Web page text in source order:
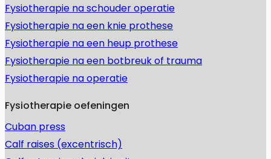
Fysiotherapie na schouder operatie
Fysiotherapie na een knie prothese
Fysiotherapie na een heup prothese
Fysiotherapie na een botbreuk of trauma
Fysiotherapie na operatie
Fysiotherapie oefeningen
Cuban press
Calf raises (excentrisch)